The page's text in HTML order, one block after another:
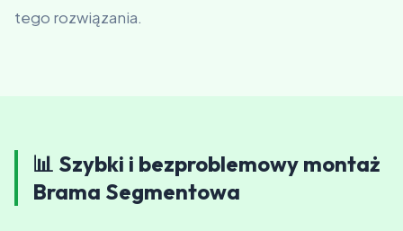
tego rozwiązania.
📊 Szybki i bezproblemowy montaż
Brama Segmentowa